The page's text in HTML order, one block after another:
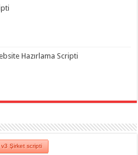
Hazırlama Scripti
Şirket scripti